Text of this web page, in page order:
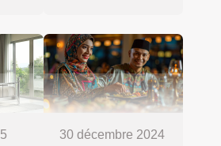
30 décembre 2024